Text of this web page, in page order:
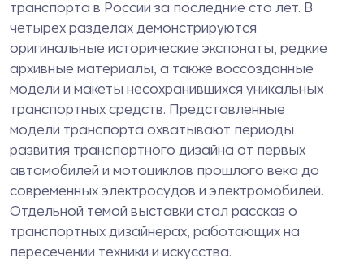
транспорта в России за последние сто лет. В
четырех разделах демонстрируются
оригинальные исторические экспонаты, редкие
архивные материалы, а также воссозданные
модели и макеты несохранившихся уникальных
транспортных средств. Представленные
модели транспорта охватывают периоды
развития транспортного дизайна от первых
автомобилей и мотоциклов прошлого века до
современных электросудов и электромобилей.
Отдельной темой выставки стал рассказ о
транспортных дизайнерах, работающих на
пересечении техники и искусства.